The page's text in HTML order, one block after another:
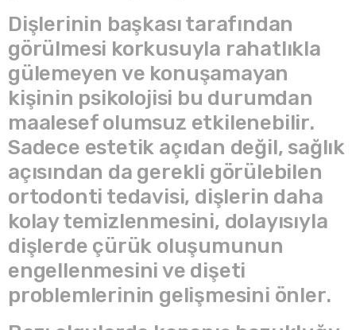
Dişlerinin başkası tarafından
görülmesi korkusuyla rahatlıkla
gülemeyen ve konuşamayan
kişinin psikolojisi bu durumdan
maalesef olumsuz etkilenebilir.
Sadece estetik açıdan değil, sağlık
açısından da gerekli görülebilen
ortodonti tedavisi, dişlerin daha
kolay temizlenmesini, dolayısıyla
dişlerde çürük oluşumunun
engellenmesini ve dişeti
problemlerinin gelişmesini önler.